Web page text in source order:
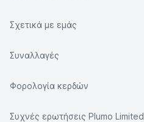
Σχετικά με εμάς
Συναλλαγές
Φορολογία κερδών
Συχνές ερωτήσεις Plumo Limited